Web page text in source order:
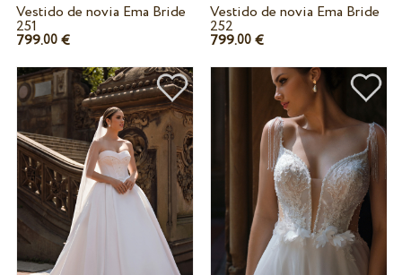
Vestido de novia Ema Bride
251
799.00€
Vestido de novia Ema Bride
252
799.00 €